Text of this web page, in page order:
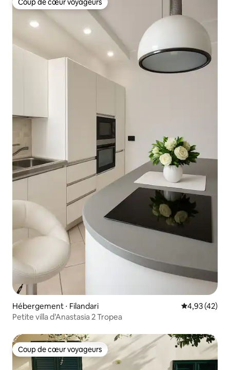
Coup de cœur voyageurs
Coup de cœur voyageurs
Hébergement ⋅ Filandari Évaluation
4,93 (42)
Petite villa d’Anastasia 2 Tropea
Coup de cœur voyageurs
Coup de cœur voyageurs